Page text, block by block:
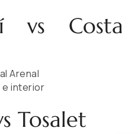
vs Costa
Arenal
e interior
Tosalet